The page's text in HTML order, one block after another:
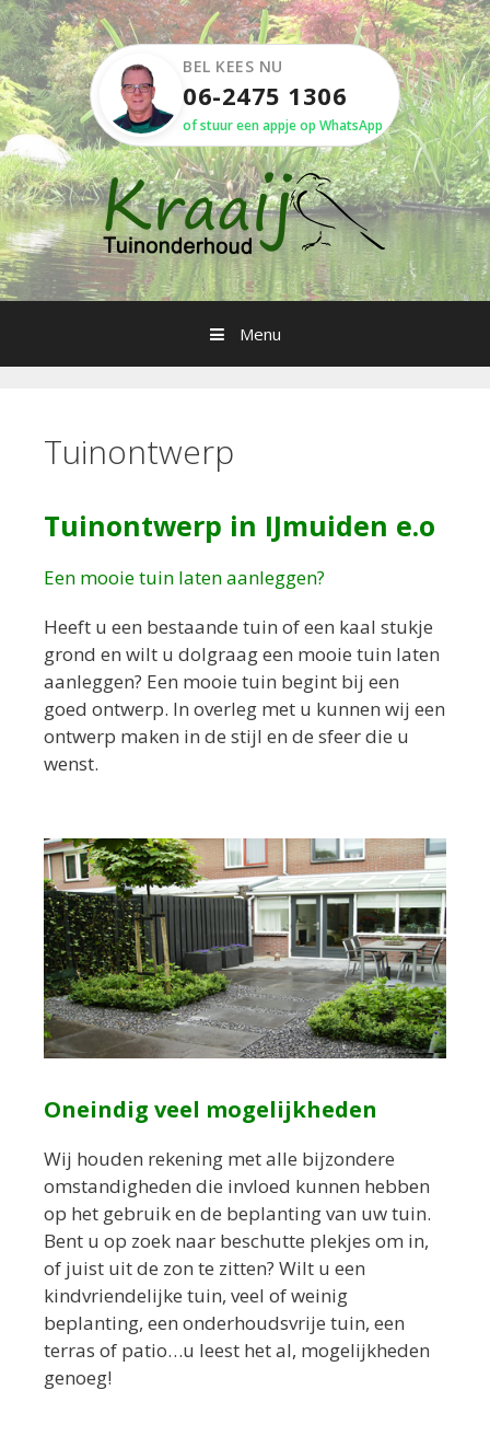
Spring
naar
inhoud
BEL KEES NU
06-2475 1306
of stuur een appje op WhatsApp
Menu
Tuinontwerp
Tuinontwerp in IJmuiden e.o
Een mooie tuin laten aanleggen?
Heeft u een bestaande tuin of een kaal stukje
grond en wilt u dolgraag een mooie tuin laten
aanleggen? Een mooie tuin begint bij een
goed ontwerp. In overleg met u kunnen wij een
ontwerp maken in de stijl en de sfeer die u
wenst.
Oneindig veel mogelijkheden
Wij houden rekening met alle bijzondere
omstandigheden die invloed kunnen hebben
op het gebruik en de beplanting van uw tuin.
Bent u op zoek naar beschutte plekjes om in,
of juist uit de zon te zitten? Wilt u een
kindvriendelijke tuin, veel of weinig
beplanting, een onderhoudsvrije tuin, een
terras of patio…u leest het al, mogelijkheden
genoeg!